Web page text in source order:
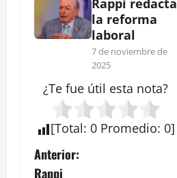
Rappi redacta
la reforma
laboral
7 de noviembre de
2025
¿Te fue útil esta nota?
[Total: 0 Promedio: 0]
N
Anterior:
Rappi